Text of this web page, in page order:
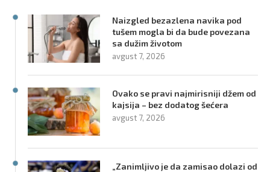
Naizgled bezazlena navika pod
tušem mogla bi da bude povezana
sa dužim životom
avgust 7, 2026
Ovako se pravi najmirisniji džem od
kajsija – bez dodatog šećera
avgust 7, 2026
„Zanimljivo je da zamisao dolazi od